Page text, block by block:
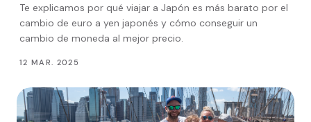
Te explicamos por qué viajar a Japón es más barato por el
cambio de euro a yen japonés y cómo conseguir un
cambio de moneda al mejor precio.
12 MAR. 2025